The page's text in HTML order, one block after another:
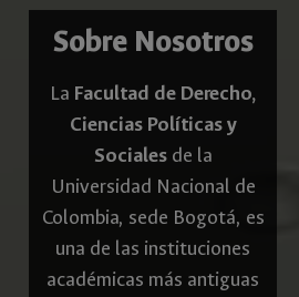
Sobre Nosotros
La Facultad de Derecho,
Ciencias Políticas y
Socialesde la
Universidad Nacional de
Colombia, sede Bogotá, es
una de las instituciones
académicas más antiguas